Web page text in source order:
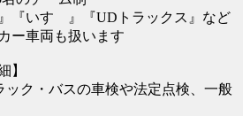
『いすゞ』『UDトラックス』など
ー車両も扱います
】
ック・バスの車検や法定点検、一般